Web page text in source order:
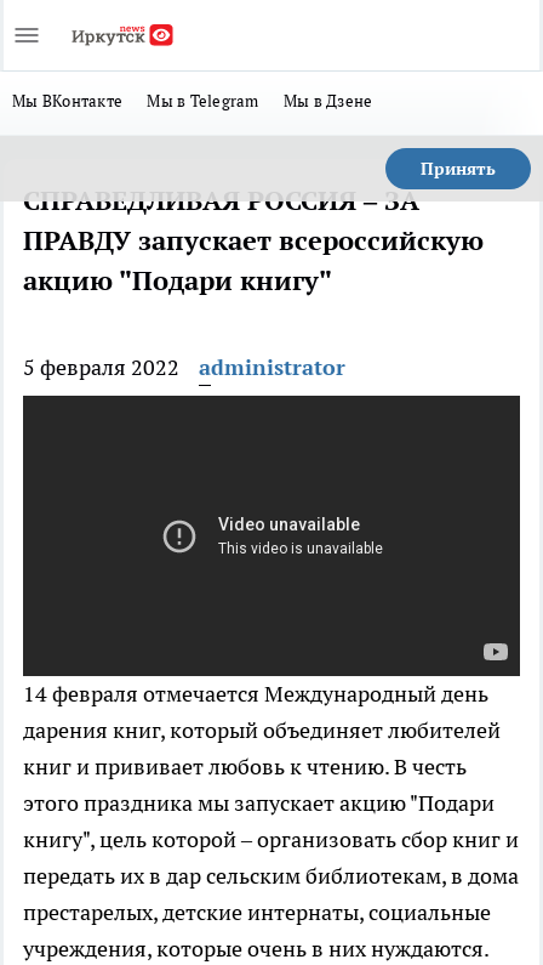
Мы ВКонтакте Мы в Telegram Мы в Дзене
Принять
СПРАВЕДЛИВАЯ РОССИЯ – ЗА
ПРАВДУ запускает всероссийскую
акцию "Подари книгу"
5 февраля 2022 administrator
14 февраля отмечается Международный день
дарения книг, который объединяет любителей
книг и прививает любовь к чтению. В честь
этого праздника мы запускает акцию "Подари
книгу", цель которой – организовать сбор книг и
передать их в дар сельским библиотекам, в дома
престарелых, детские интернаты, социальные
учреждения, которые очень в них нуждаются.